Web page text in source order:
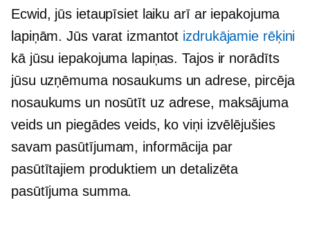
Ecwid, jūs ietaupīsiet laiku arī ar iepakojuma
lapiņām. Jūs varat izmantot izdrukājamie rēķini
kā jūsu iepakojuma lapiņas. Tajos ir norādīts
jūsu uzņēmuma nosaukums un adrese, pircēja
nosaukums un nosūtīt uz adrese, maksājuma
veids un piegādes veids, ko viņi izvēlējušies
savam pasūtījumam, informācija par
pasūtītajiem produktiem un detalizēta
pasūtījuma summa.